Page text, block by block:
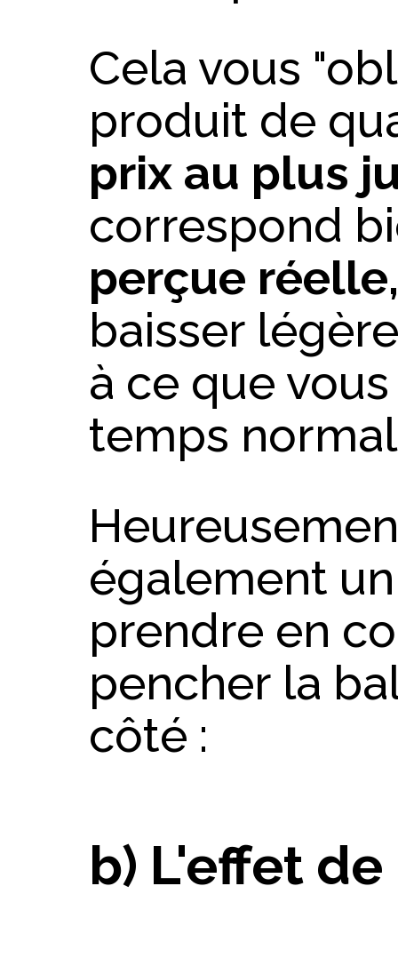
Cela vous
produit de
prix au plus
correspond
perçue
baisser
à ce que
temps
également
prendre en
pencher la
côté :
b) L'effet